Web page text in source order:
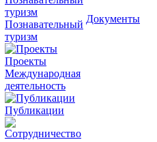
Познавательный
туризм
Проекты
Международная
деятельность
Публикации
Документы